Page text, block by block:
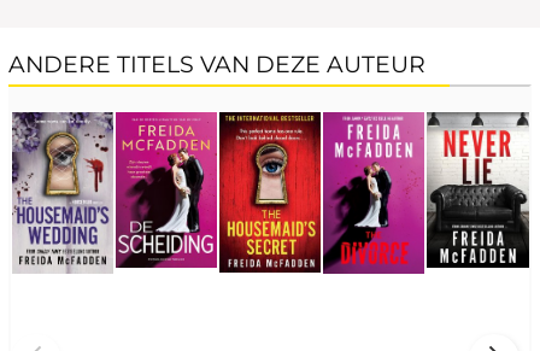
ANDERE TITELS VAN DEZE AUTEUR